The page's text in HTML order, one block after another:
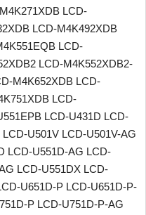
LCD-
LCD-M4K492XDB
LCD-
LCD-M4K552XDB2-
M4K652XDB LCD-
LCD-
LCD-U431D LCD-
U501V LCD-U501V-AG
LCD-U551D-AG LCD-
LCD-U551DX LCD-
U651D-P LCD-U651D-P-
P LCD-U751D-P-AG